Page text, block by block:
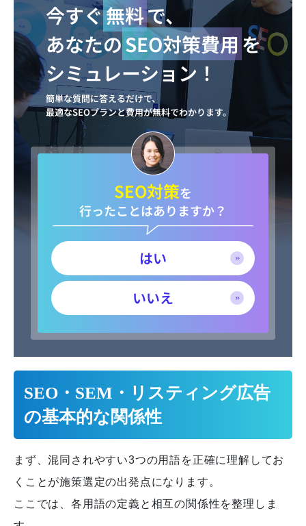
今すぐ無料で、
あなたのSEO対策費用 を
シミュレーション！
簡単な質問に答えるだけで、
最適なSEOプランと費用が無料でわかります。
SEO対策を
行ったことはありますか？
はい
いいえ
SEO・SEM・リスティング広告
の基本的な関係性
まず、混同されやすい3つの用語を正確に理解してお
くことが施策選定の出発点になります。
ここでは、各用語の定義と相互の関係性を整理しま